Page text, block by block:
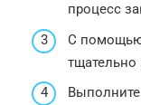
процесс
С помощью
тщательно